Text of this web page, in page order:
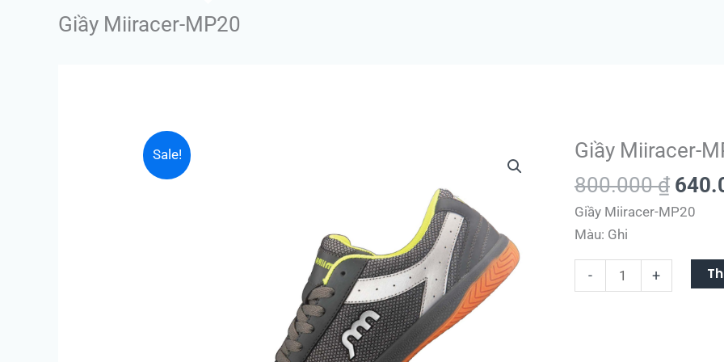
Giầy Miiracer-MP20
Sale!
Giầy Miiracer-
800.000₫
Giá
gốc
là:
Giầy Miiracer-MP20
Màu: Ghi
-
Giầy
MP20
số
lượng
+